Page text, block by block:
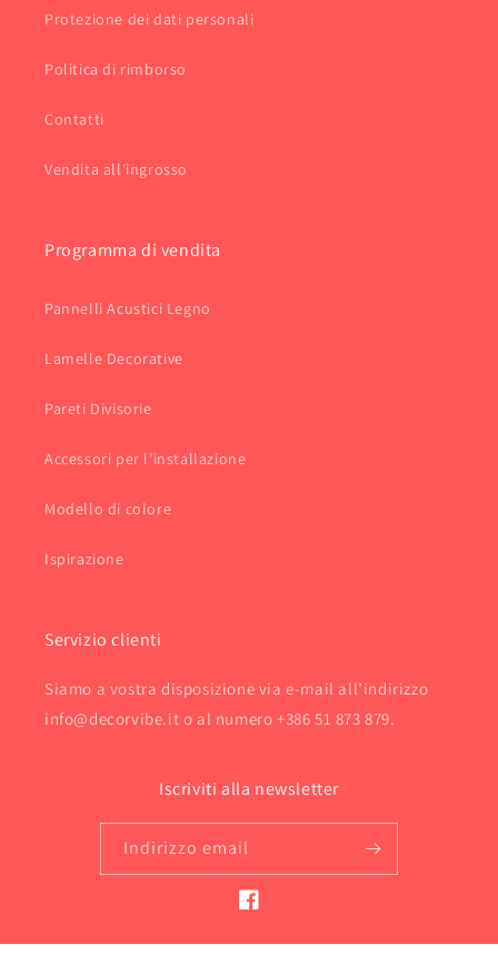
Protezione dei dati personali
Politica di rimborso
Contatti
Vendita all'ingrosso
Programma di vendita
Pannelli Acustici Legno
Lamelle Decorative
Pareti Divisorie
Accessori per l’installazione
Modello di colore
Ispirazione
Servizio clienti
Siamo a vostra disposizione via e-mail all’indirizzo
info@decorvibe.it o al numero +386 51 873 879.
Iscriviti alla newsletter
Indirizzo email
Facebook